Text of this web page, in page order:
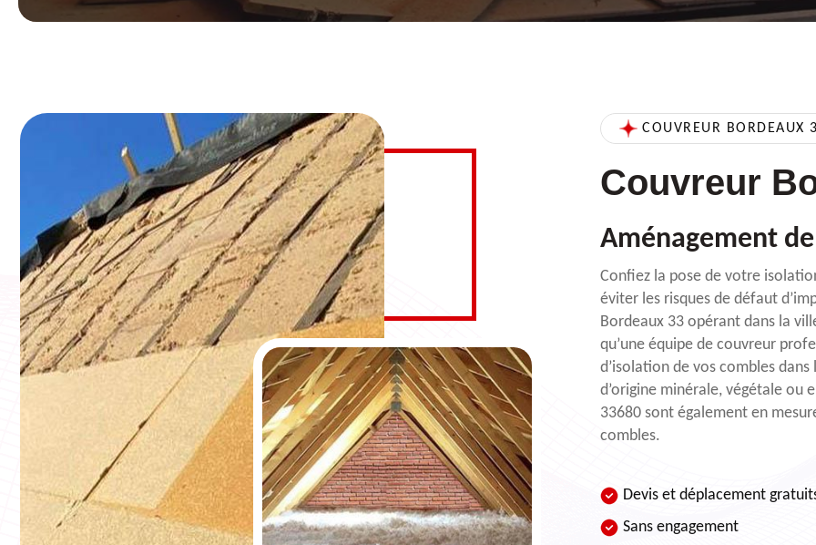
COUVREUR BORDEAUX
Couvreur
Aménagement
Confiez la pose de votre
éviter les risques de défaut
Bordeaux 33 opérant dans la
qu’une équipe de couvreur
d’isolation de vos combles
d’origine minérale, végétale ou
33680 sont également en
combles.
Devis et déplacement
Sans engagement